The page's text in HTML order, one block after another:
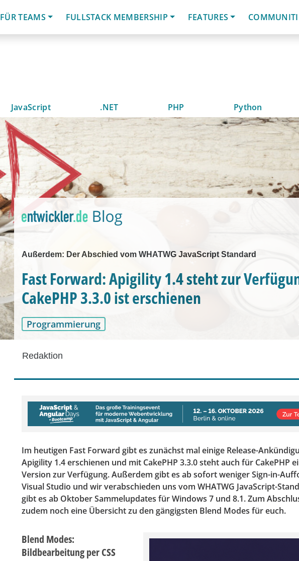
FÜR TEAMS
FULLSTACK MEMBERSHIP FEATURES
JavaScript .NET PHP Python
Außerdem: Der Abschied vom WHATWG JavaScript Standard
Fast Forward: Apigility 1.4 steht zur
CakePHP 3.3.0 ist erschienen
Programmierung
Redaktion
Im heutigen Fast Forward gibt es zunächst mal einige Release-
Apigility 1.4 erschienen und mit CakePHP 3.3.0 steht auch für CakePHP
Version zur Verfügung. Außerdem gibt es ab sofort weniger Sign-in-
Visual Studio und wir verabschieden uns vom WHATWG JavaScript-
gibt es ab Oktober Sammelupdates für Windows 7 und 8.1. Zum
zudem noch eine Übersicht zu den gängigsten Blend Modes für euch.
Blend Modes:
Bildbearbeitung per CSS